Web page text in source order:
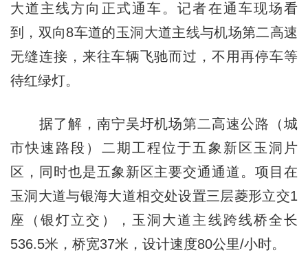
大道主线方向正式通车。记者在通车现场看
到，双向8车道的玉洞大道主线与机场第二高速
无缝连接，来往车辆飞驰而过，不用再停车等
待红绿灯。
据了解，南宁吴圩机场第二高速公路（城
市快速路段）二期工程位于五象新区玉洞片
区，同时也是五象新区主要交通通道。项目在
玉洞大道与银海大道相交处设置三层菱形立交1
座（银灯立交），玉洞大道主线跨线桥全长
536.5米，桥宽37米，设计速度80公里/小时。